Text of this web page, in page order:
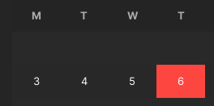
M T W T
3 4 5 6